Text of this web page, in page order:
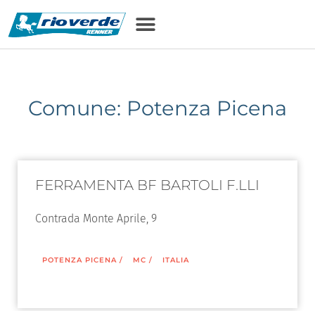
Comune: Potenza Picena
FERRAMENTA BF BARTOLI F.LLI
Contrada Monte Aprile, 9
POTENZA PICENA / MC / ITALIA